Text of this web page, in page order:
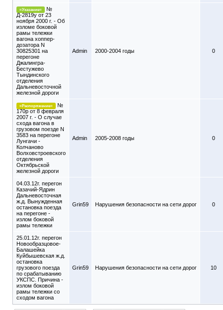
=Указание=
№
Д-2819у от 23
ноября 2000 г. - Об
изломе боковой
рамы тележки
вагона хоппер-
дозатора N
30825301 на
перегоне
Джалингра-
Бестужево
Тындинского
отделения
Дальневосточной
железной дороги
Admin 2000-2004 годы 0
=Распоряжение=
№
170р от 8 февраля
2007 г. - О случае
схода вагона в
грузовом поезде N
3583 на перегоне
Лунгачи -
Колчаново
Волховстроевского
отделения
Октябрьской
железной дороги
Admin 2005-2008 годы 0
04.03.12г. перегон
Казачий-Ядрин
Дальневосточная
ж.д. Вынужденная
остановка поезда
на перегоне -
излом боковой
рамы тележки
Grin59 Нарушения безопасности на сети дорог 0
25.01.12г. перегон
Новообразцовое-
Балашейка
Куйбышевская ж.д.
остановка
грузового поезда
по срабатыванию
УКСПС. Причина -
излом боковой
рамы тележки со
сходом вагона
Grin59 Нарушения безопасности на сети дорог 10